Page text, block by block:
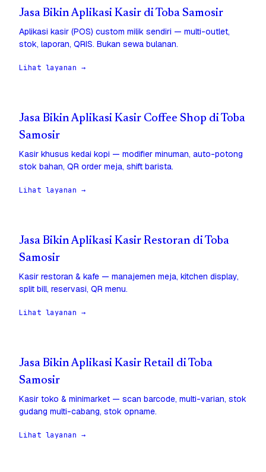
Jasa Bikin Aplikasi Kasir di Toba Samosir
Aplikasi kasir (POS) custom milik sendiri — multi-outlet,
stok, laporan, QRIS. Bukan sewa bulanan.
Lihat layanan →
Jasa Bikin Aplikasi Kasir Coffee Shop di Toba
Samosir
Kasir khusus kedai kopi — modifier minuman, auto-potong
stok bahan, QR order meja, shift barista.
Lihat layanan →
Jasa Bikin Aplikasi Kasir Restoran di Toba
Samosir
Kasir restoran & kafe — manajemen meja, kitchen display,
split bill, reservasi, QR menu.
Lihat layanan →
Jasa Bikin Aplikasi Kasir Retail di Toba
Samosir
Kasir toko & minimarket — scan barcode, multi-varian, stok
gudang multi-cabang, stok opname.
Lihat layanan →